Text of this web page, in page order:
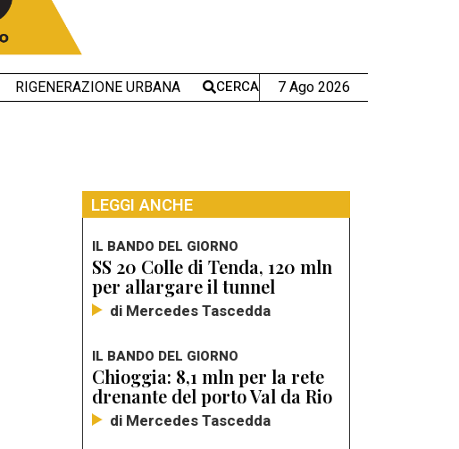
RIGENERAZIONE URBANA CERCA 7 Ago 2026
LEGGI ANCHE
IL BANDO DEL GIORNO
SS 20 Colle di Tenda, 120 mln
per allargare il tunnel
di Mercedes Tascedda
IL BANDO DEL GIORNO
Chioggia: 8,1 mln per la rete
drenante del porto Val da Rio
di Mercedes Tascedda